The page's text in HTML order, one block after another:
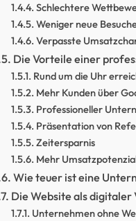
Schlechtere
Weniger neue
Verpasste
Die Vorteile einer
Rund um die Uhr
Mehr Kunden über
Professioneller
Präsentation von
Zeitersparnis
Mehr
Wie teuer ist eine
Die Website als
Unternehmen ohne